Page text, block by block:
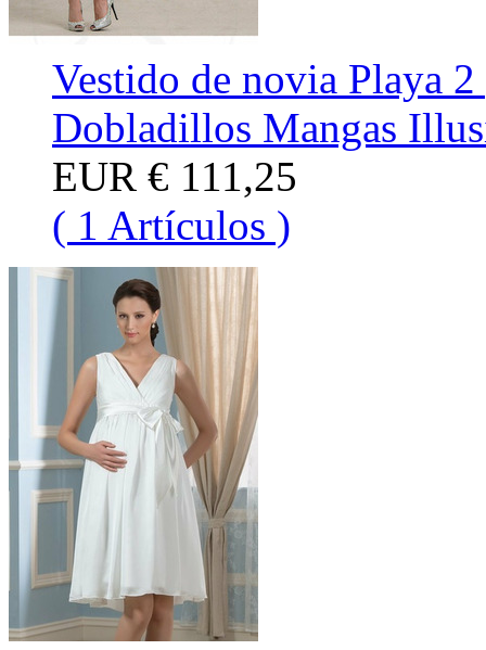
Vestido de novia Playa
Dobladillos Mangas
EUR € 111,25
( 1 Artículos )